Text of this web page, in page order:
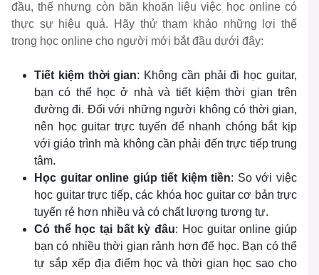
đầu, thế nhưng còn băn khoăn liệu việc học online có
thực sự hiệu quả. Hãy thử tham khảo những lợi thế
trong học online cho người mới bắt đầu dưới đây:
Tiết kiệm thời gian: Không cần phải đi học guitar,
bạn có thể học ở nhà và tiết kiệm thời gian trên
đường đi. Đối với những người không có thời gian,
nên học guitar trực tuyến để nhanh chóng bắt kịp
với giáo trình mà không cần phải đến trực tiếp trung
tâm.
Học guitar online giúp tiết kiệm tiền: So với việc
học guitar trực tiếp, các khóa học guitar cơ bản trực
tuyến rẻ hơn nhiều và có chất lượng tương tự.
Có thể học tại bất kỳ đâu: Học guitar online giúp
bạn có nhiều thời gian rảnh hơn để học. Bạn có thể
tự sắp xếp địa điểm học và thời gian học sao cho